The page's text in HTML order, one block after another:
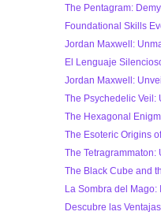
The Pentagram:
Foundational Skills
Jordan Maxwell:
El Lenguaje
Jordan Maxwell:
The Psychedelic Veil:
The Hexagonal
The Esoteric Origins
The
The Black Cube and
La Sombra del Mago:
Descubre las